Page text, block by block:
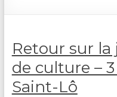
Retour sur
de culture –
Saint-Lô